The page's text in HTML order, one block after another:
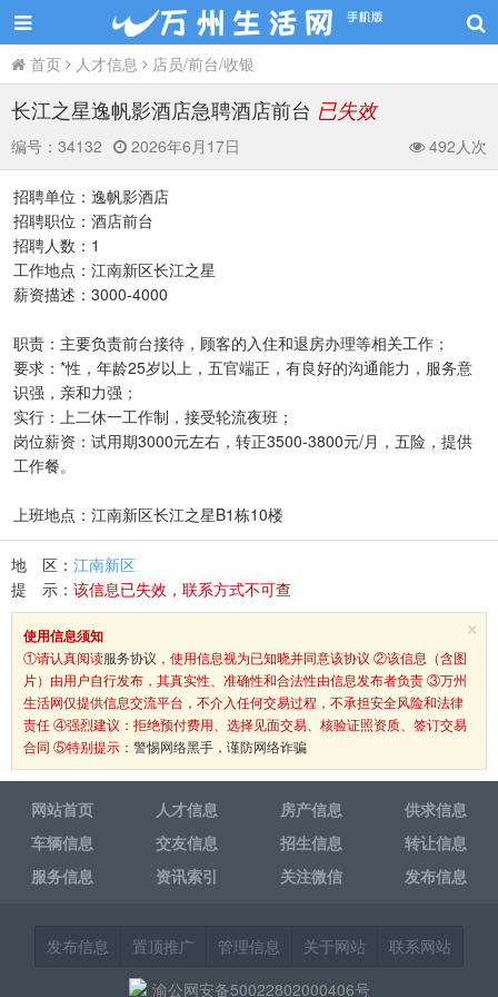
首页 人才信息 店员/前台/收银
长江之星逸帆影酒店急聘酒店前台 已失效
编号： 34132 2026年6月17日 492人次
招聘单位：逸帆影酒店
招聘职位：酒店前台
招聘人数：1
工作地点：江南新区长江之星
薪资描述：3000-4000
职责：主要负责前台接待，顾客的入住和退房办理等相关工作；
要求：*性，年龄25岁以上，五官端正，有良好的沟通能力，服务意
识强，亲和力强；
实行：上二休一工作制，接受轮流夜班；
岗位薪资：试用期3000元左右，转正3500-3800元/月，五险，提供
工作餐。
上班地点：江南新区长江之星B1栋10楼
地 区： 江南新区
提 示： 该信息已失效，联系方式不可查
×
使用信息须知
①请认真阅读服务协议 ，使用信息视为已知晓并同意该协议 ②该信息（含图
片）由用户自行发布，其真实性、准确性和合法性由信息发布者负责 ③万州
生活网仅提供信息交流平台，不介入任何交易过程，不承担安全风险和法律
责任 ④强烈建议：拒绝预付费用、选择见面交易、核验证照资质、签订交易
合同 ⑤特别提示： 警惕网络黑手，谨防网络诈骗
网站首页 人才信息 房产信息
供求信息
车辆信息
交友信息 招生信息
转让信息
服务信息
资讯索引 关注微信 发布信息
发布信息 置顶推广 管理信息 关于网站
联系网站
渝公网安备50022802000406号